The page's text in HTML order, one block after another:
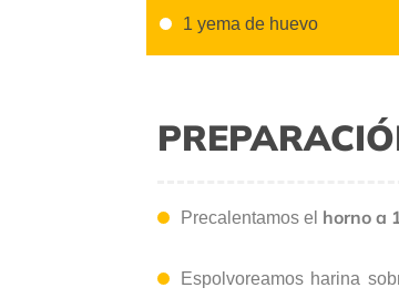
1 yema de huevo
Precalentamos el horno a
Espolvoreamos harina